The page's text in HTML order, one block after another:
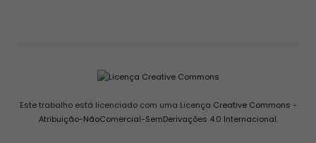
Este trabalho está licenciado com uma Licença Creative Commons -
Atribuição-NãoComercial-SemDerivações 4.0 Internacional.